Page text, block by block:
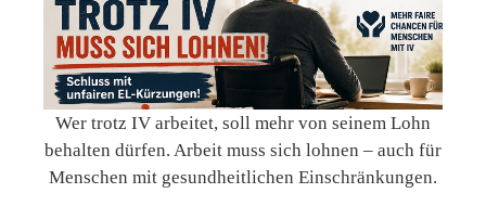
Wer trotz IV arbeitet, soll mehr von seinem Lohn
behalten dürfen. Arbeit muss sich lohnen – auch für
Menschen mit gesundheitlichen Einschränkungen.